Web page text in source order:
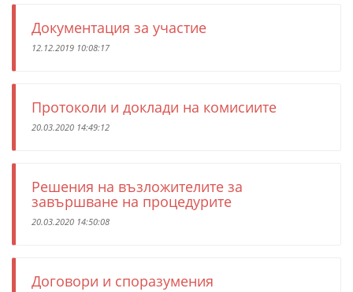
Документация за участие
12.12.2019 10:08:17
Протоколи и доклади на комисиите
20.03.2020 14:49:12
Решения на възложителите за
завършване на процедурите
20.03.2020 14:50:08
Договори и споразумения